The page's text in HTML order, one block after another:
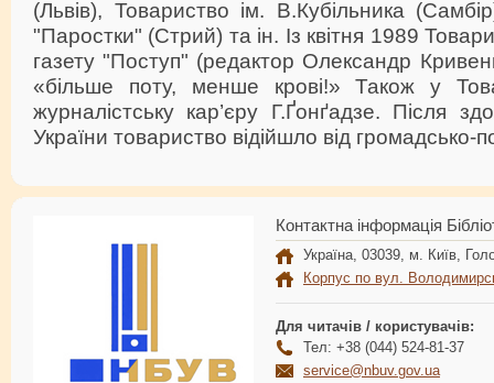
(Львів), Товариство ім. В.Кубільника
"Паростки" (Стрий) та ін. Із квітня 1989
газету "Поступ" (редактор Олександр
«більше поту, менше крові!» Також у
журналістську кар’єру Г.Ґонґадзе. Після
України товариство відійшло від громадсько-
Контактна інформація
Україна, 03039, м. Київ,
Корпус по вул.
Для читачів / користувачів:
Тел: +38 (044) 524-81-37
service@nbuv.gov.ua